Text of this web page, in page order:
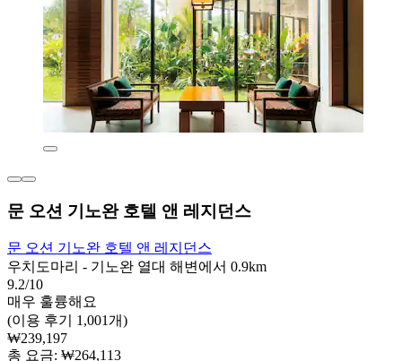
문 오션 기노완 호텔 앤 레지던스
문 오션 기노완 호텔 앤 레지던스
우치도마리 - 기노완 열대 해변에서 0.9km
9.2/10
매우 훌륭해요
(이용 후기 1,001개)
₩239,197
총 요금: ₩264,113